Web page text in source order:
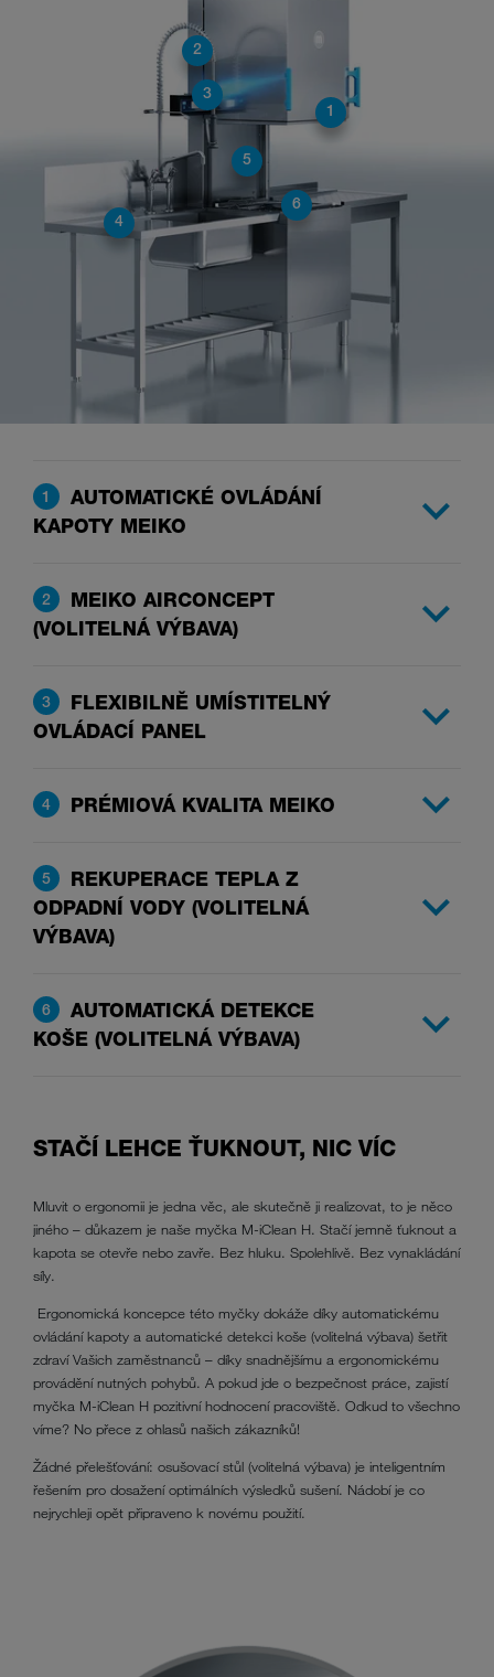
1
2
3
4
5
6
1
AUTOMATICKÉ OVLÁDÁNÍ
KAPOTY MEIKO
2
MEIKO AIRCONCEPT
(VOLITELNÁ VÝBAVA)
3
FLEXIBILNĚ UMÍSTITELNÝ
OVLÁDACÍ PANEL
4 PRÉMIOVÁ KVALITA MEIKO
5
REKUPERACE TEPLA Z
ODPADNÍ VODY (VOLITELNÁ
VÝBAVA)
6
AUTOMATICKÁ DETEKCE
KOŠE (VOLITELNÁ VÝBAVA)
STAČÍ LEHCE ŤUKNOUT, NIC VÍC
Mluvit o ergonomii je jedna věc, ale skutečně ji realizovat, to je něco
jiného – důkazem je naše myčka M-iClean H. Stačí jemně ťuknout a
kapota se otevře nebo zavře. Bez hluku. Spolehlivě. Bez vynakládání
síly.
Ergonomická koncepce této myčky dokáže díky automatickému
ovládání kapoty a automatické detekci koše (volitelná výbava) šetřit
zdraví Vašich zaměstnanců – díky snadnějšímu a ergonomickému
provádění nutných pohybů. A pokud jde o bezpečnost práce, zajistí
myčka M-iClean H pozitivní hodnocení pracoviště. Odkud to všechno
víme? No přece z ohlasů našich zákazníků!
Žádné přelešťování: osušovací stůl (volitelná výbava) je inteligentním
řešením pro dosažení optimálních výsledků sušení. Nádobí je co
nejrychleji opět připraveno k novému použití.